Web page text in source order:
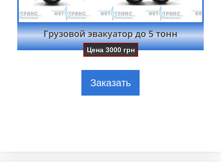
Грузовой эвакуатор до 5 тонн
Цена3000 грн
Заказать